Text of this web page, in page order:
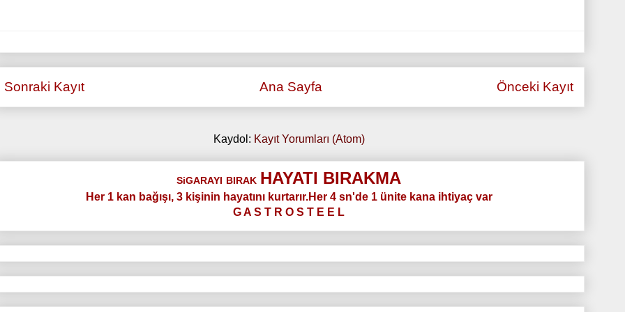
Sonraki Kayıt Önceki Kayıt
Ana Sayfa
Kaydol: Kayıt Yorumları (Atom)
SiGARAYI BIRAK HAYATI BIRAKMA
Her 1 kan bağışı, 3 kişinin hayatını kurtarır.Her 4 sn'de 1 ünite kana ihtiyaç var
G A S T R O S T E E L